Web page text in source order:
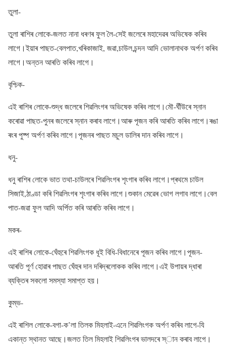
তুলা-
তুলা ৰাশিৰ লোকে-জলত নানা ধৰণৰ ফুল লৈ-সেই জলেৰে মহাদেৱৰ অভিষেক কৰিব
লাগে।ইয়াৰ পাছত-বেলপাত,খৰিকাজাই, জৱা,চাউল,চন্দন আদি ভোলানাথক অৰ্পণ কৰিব
লাগে।অন্তন আৰতি কৰিব লাগে।
বৃশ্চিক-
এই ৰাশিৰ লোকে-শুদ্ধ জলেৰে শিৱলিংগৰ অভিষেক কৰিব লাগে।মৌ-ঘীঁউৰে স্নান
কৰোৱা পাছত-পুনৰ জলেৰে স্নান কৰাব লাগে।আৰু পূজন কৰি আৰতি কৰিব লাগে।ৰঙা
ৰংৰ পুষ্প অৰ্পণ কৰিব লাগে।পূজনৰ পাছত মচুল ডালিৰ দান কৰিব লাগে।
ধনু-
ধনু ৰাশিৰ লোকে ভাত তথা-চাউলৰে শিৱলিংগৰ শৃংগাৰ কৰিব লাগে।প্ৰথমে চাউল
সিজাই,ঠাণ্ডা কৰি শিৱলিংগৰ শৃংগাৰ কৰিব লাগে।শুকান মেৱেৰ ভোগ লগাব লাগে।বেল
পাত-জৱা ফুল আদি অৰ্পিত কৰি আৰতি কৰিব লাগে।
মকৰ-
এই ৰাশিৰ লোকে-ঘেঁহুৰে শিৱলিংগক ধূই বিধি-বিধানেৰে পূজন কৰিব লাগে।পূজন-
আৰতি পূৰ্ণ হোৱাৰ পাছত ঘেঁহুৰ দান দৰিদ্ৰলোকক কৰিব লাগে।এই উপায়ৰ দ্ধাৰা
ব্যক্তিৰ সকলো সমস্যা সমাপ্ত হয়।
কুম্ভ-
এই ৰাশিল লোকে-বগা-ক’লা তিলক মিহলাই-এনে শিৱলিংগক অৰ্পণ কৰিব লাগে-যি
একান্ত স্থানত আছে।জলত তিল মিহলাই শিৱলিংগৰ ভালদৰে স্ান কৰাব লাগে।